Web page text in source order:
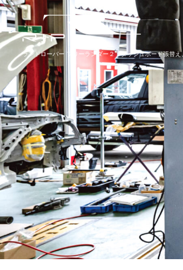
ランドローバー フリーランダー２：ダッシュボード張替